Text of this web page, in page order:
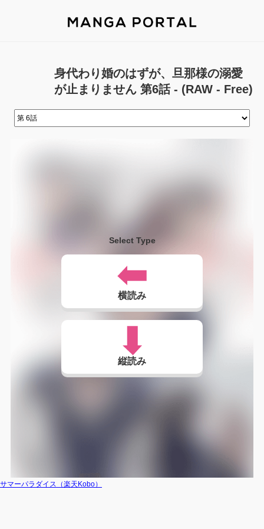
身代わり婚のはずが、旦那様の溺愛
が止まりません 第6話 - (RAW - Free)
Select Type
横読み
縦読み
サマーパラダイス（楽天Kobo）